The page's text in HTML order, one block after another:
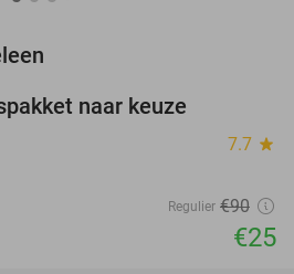
naar keuze
7.7 star
Regulier €90
€25